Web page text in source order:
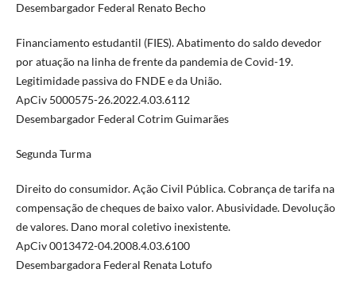
Desembargador Federal Renato Becho
Financiamento estudantil (FIES). Abatimento do saldo devedor
por atuação na linha de frente da pandemia de Covid-19.
Legitimidade passiva do FNDE e da União.
ApCiv 5000575-26.2022.4.03.6112
Desembargador Federal Cotrim Guimarães
Segunda Turma
Direito do consumidor. Ação Civil Pública. Cobrança de tarifa na
compensação de cheques de baixo valor. Abusividade. Devolução
de valores. Dano moral coletivo inexistente.
ApCiv 0013472-04.2008.4.03.6100
Desembargadora Federal Renata Lotufo